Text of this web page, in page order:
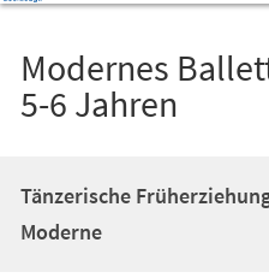
Modernes
5-6 Jahren
Tänzerische
Moderne